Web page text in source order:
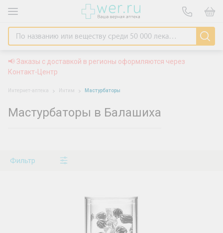
📢 Заказы с доставкой в регионы оформляются через
Контакт-Центр
Интернет-аптека Интим Мастурбаторы
Мастурбаторы в Балашиха
Фильтр